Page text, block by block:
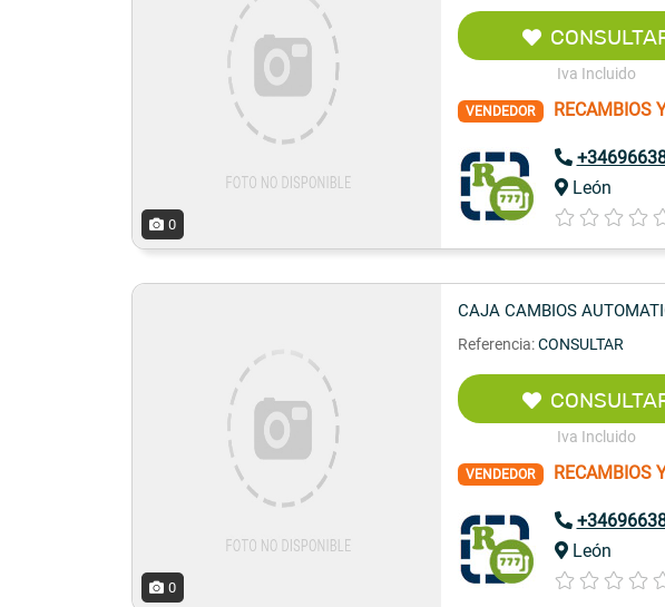
0
Iva Incluido
VENDEDOR RECAMBIOS
León
0
CAJA CAMBIOS
Referencia: CONSULTAR
Iva Incluido
VENDEDOR RECAMBIOS
León